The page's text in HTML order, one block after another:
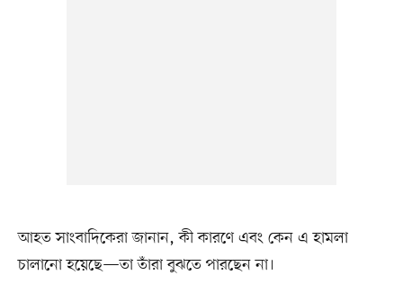
আহত সাংবাদিকেরা জানান, কী কারণে এবং কেন এ হামলা
চালানো হয়েছে—তা তাঁরা বুঝতে পারছেন না।